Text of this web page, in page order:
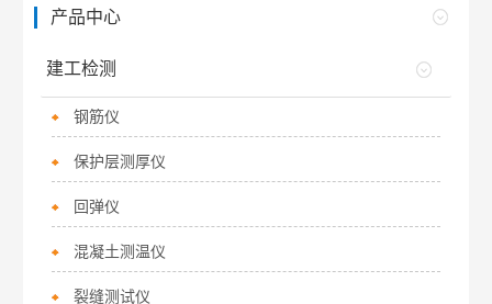
产品中心
建工检测
钢筋仪
保护层测厚仪
回弹仪
混凝土测温仪
裂缝测试仪